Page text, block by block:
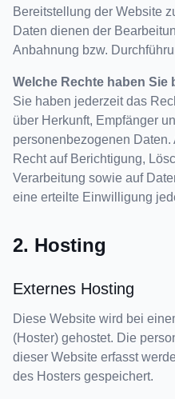
Bereitstellung der Website
Daten dienen der
Anbahnung bzw.
Welche Rechte haben Sie
Sie haben jederzeit das
über Herkunft, Empfänger
personenbezogenen
Recht auf Berichtigung,
Verarbeitung sowie auf
eine erteilte Einwilligung
2. Hosting
Externes Hosting
Diese Website wird bei
(Hoster) gehostet. Die
dieser Website erfasst
des Hosters gespeichert.